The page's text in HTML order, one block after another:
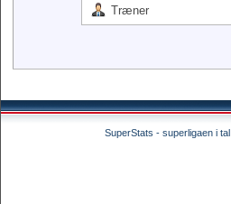
Træner
SuperStats - superligaen i tal